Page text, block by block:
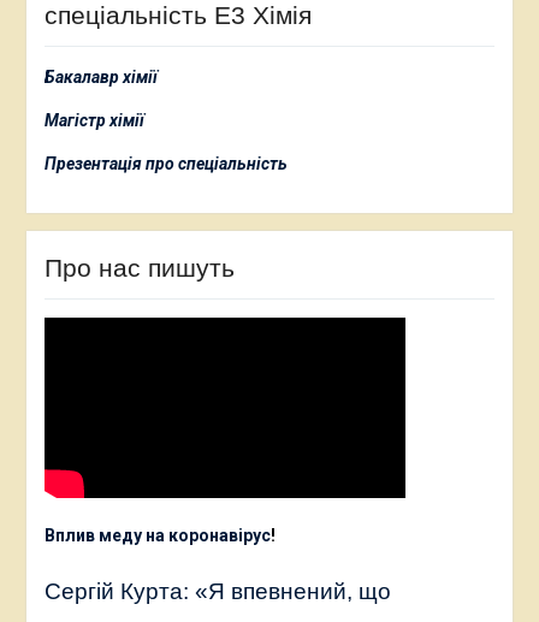
спеціальність Е3 Хімія
Бакалавр хімії
Магістр хімії
Презентація про спеціальність
Про нас пишуть
Вплив меду на коронавірус!
Сергій Курта: «Я впевнений, що